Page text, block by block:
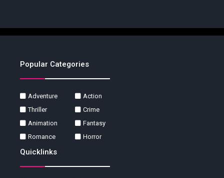
Popular Categories
Adventure
Action
Thriller
Crime
Animation
Fantasy
Romance
Horror
Quicklinks